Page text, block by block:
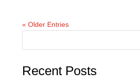
« Older Entries
Recent Posts